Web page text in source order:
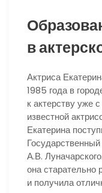
в
Актриса
1985 года в
к актерству уже
известной
Екатерина
А.В.
она старательно
и получила